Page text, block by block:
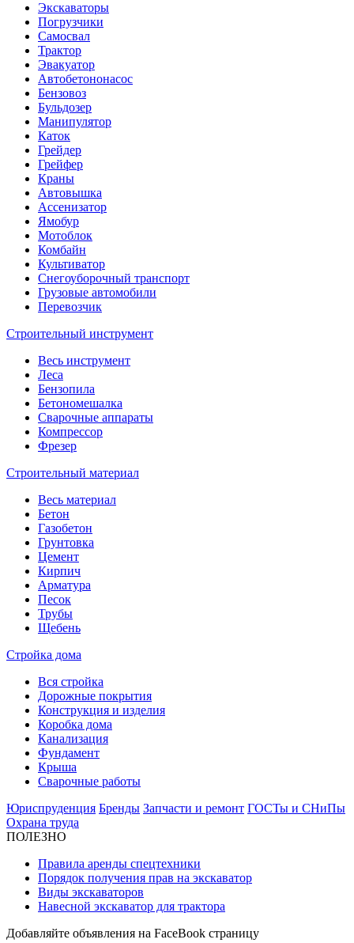
Экскаваторы
Погрузчики
Самосвал
Трактор
Эвакуатор
Автобетононасос
Бензовоз
Бульдозер
Манипулятор
Каток
Грейдер
Грейфер
Краны
Автовышка
Ассенизатор
Ямобур
Мотоблок
Комбайн
Культиватор
Снегоуборочный транспорт
Грузовые автомобили
Перевозчик
Строительный инструмент
Весь инструмент
Леса
Бензопила
Бетономешалка
Сварочные аппараты
Компрессор
Фрезер
Строительный материал
Весь материал
Бетон
Газобетон
Грунтовка
Цемент
Кирпич
Арматура
Песок
Трубы
Щебень
Стройка дома
Вся стройка
Дорожные покрытия
Конструкция и изделия
Коробка дома
Канализация
Фундамент
Крыша
Сварочные работы
Юриспруденция Бренды Запчасти и ремонт ГОСТы и СНиПы
Охрана труда
ПОЛЕЗНО
Правила аренды спецтехники
Порядок получения прав на экскаватор
Виды экскаваторов
Навесной экскаватор для трактора
Добавляйте объявления на FaceBook страницу